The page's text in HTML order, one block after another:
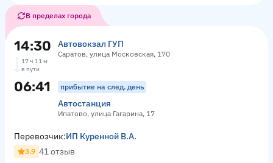
В пределах города
14:30 Автовокзал ГУП
Саратов, улица Московская, 170
17 ч 11 м
в пути
06:41 прибытие на след. день
Автостанция
Ипатово, улица Гагарина, 17
Перевозчик:ИП Куренной В.А.
3.9 41 отзыв